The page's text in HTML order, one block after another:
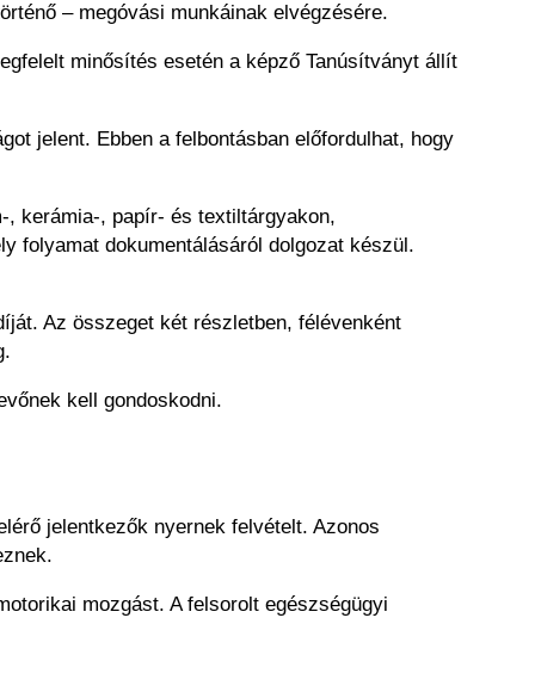
– megóvási munkáinak elvégzésére.
minősítés esetén a képző Tanúsítványt állít
jelent. Ebben a felbontásban előfordulhat, hogy
kerámia-, papír- és textiltárgyakon,
folyamat dokumentálásáról dolgozat készül.
Az összeget két részletben, félévenként
kell gondoskodni.
jelentkezők nyernek felvételt. Azonos
mozgást. A felsorolt egészségügyi